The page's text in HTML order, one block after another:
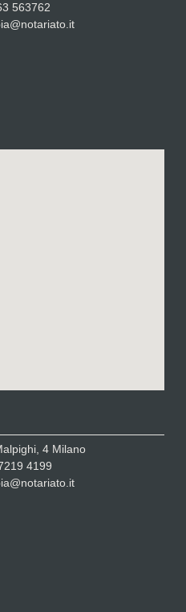
563762
4 Milano
4199